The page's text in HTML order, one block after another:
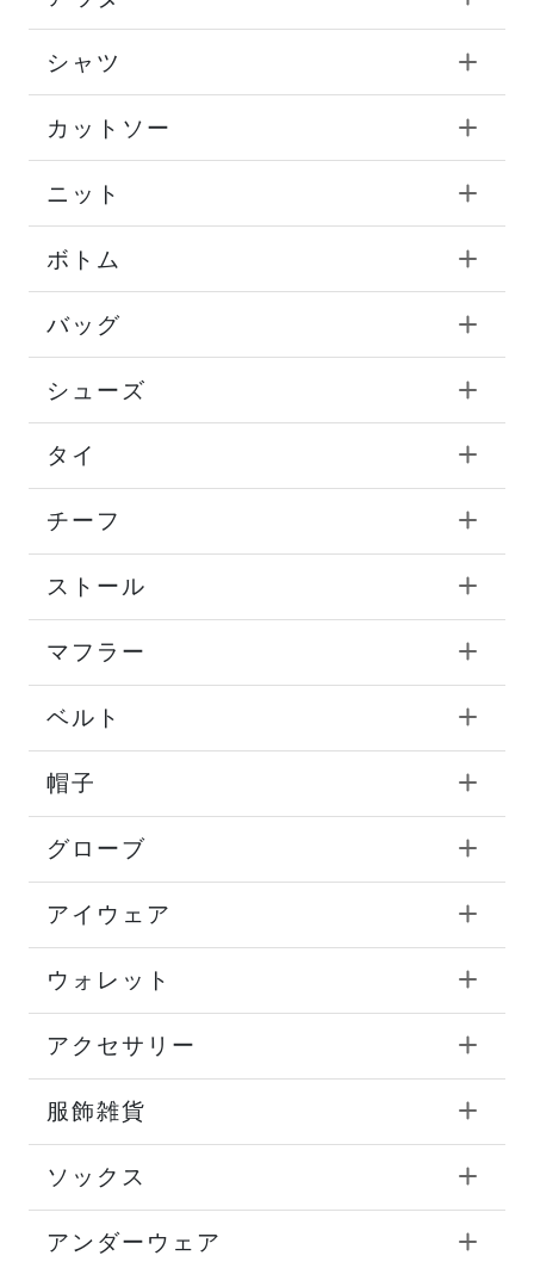
シャツ
カットソー
ニット
ボトム
バッグ
シューズ
タイ
チーフ
ストール
マフラー
ベルト
帽子
グローブ
アイウェア
ウォレット
アクセサリー
服飾雑貨
ソックス
アンダーウェア